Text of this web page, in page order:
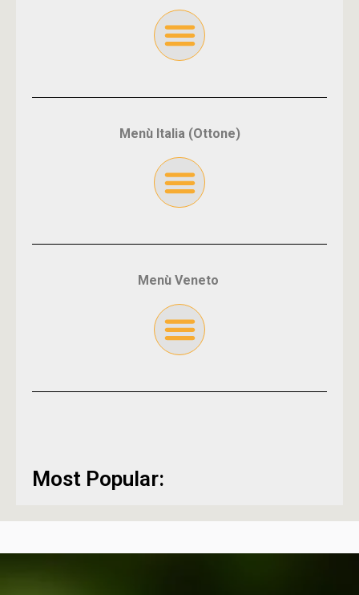
Menù Italia (Ottone)
Menù Veneto
Most Popular: